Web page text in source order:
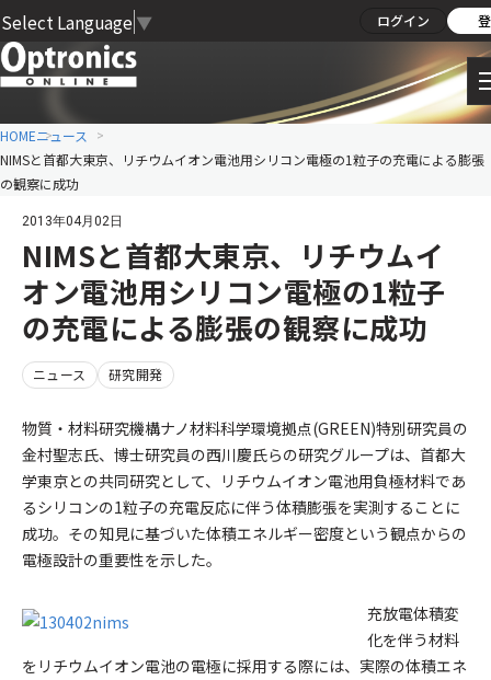
Select Language ▼ ログイン
HOMEニュース
NIMSと首都大東京、リチウムイオン電池用シリコン電極の1粒子の充電による膨張
の観察に成功
2013年04月02日
NIMSと首都大東京、リチウムイ
オン電池用シリコン電極の1粒子
の充電による膨張の観察に成功
ニュース 研究開発
物質・材料研究機構ナノ材料科学環境拠点(GREEN)特別研究員の
金村聖志氏、博士研究員の西川慶氏らの研究グループは、首都大
学東京との共同研究として、リチウムイオン電池用負極材料であ
るシリコンの1粒子の充電反応に伴う体積膨張を実測することに
成功。その知見に基づいた体積エネルギー密度という観点からの
電極設計の重要性を示した。
充放電体積変
化を伴う材料
をリチウムイオン電池の電極に採用する際には、実際の体積エネ